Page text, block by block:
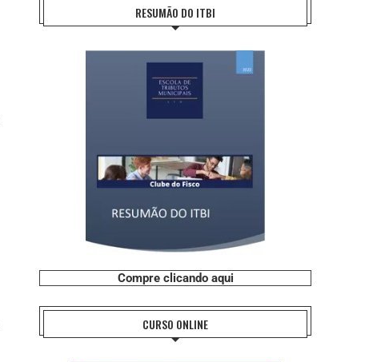
RESUMÃO DO ITBI
Compre clicando aqui
CURSO ONLINE